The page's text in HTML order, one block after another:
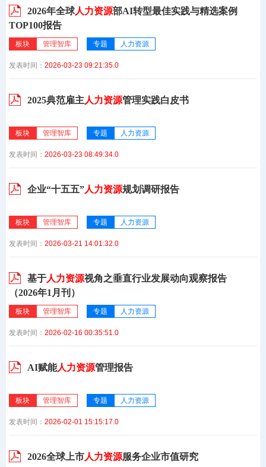
2026年全球人力资源部AI转型最佳实践与精选案例
TOP100报告
板块 管理智库 专题 人力资源
发表时间： 2026-03-23 09:21:35.0
2025典范雇主人力资源管理实践白皮书
板块 管理智库 专题 人力资源
发表时间： 2026-03-23 08:49:34.0
企业“十五五”人力资源规划调研报告
板块 管理智库 专题 人力资源
发表时间： 2026-03-21 14:01:32.0
基于人力资源视角之垂直行业发展动向观察报告
（2026年1月刊）
板块 管理智库 专题 人力资源
发表时间： 2026-02-16 00:35:51.0
AI赋能人力资源管理报告
板块 管理智库 专题 人力资源
发表时间： 2026-02-01 15:15:17.0
2026全球上市人力资源服务企业市值研究